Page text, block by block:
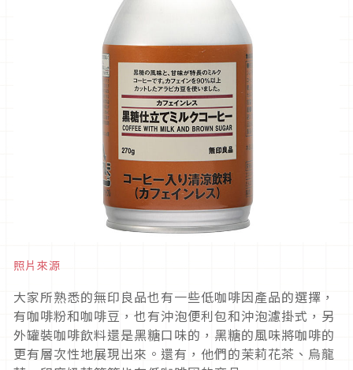
照片來源
大家所熟悉的無印良品也有一些低咖啡因產品的選擇，
有咖啡粉和咖啡豆，也有沖泡便利包和沖泡濾掛式，另
外罐裝咖啡飲料還是黑糖口味的，黑糖的風味將咖啡的
更有層次性地展現出來。還有，他們的茉莉花茶、烏龍